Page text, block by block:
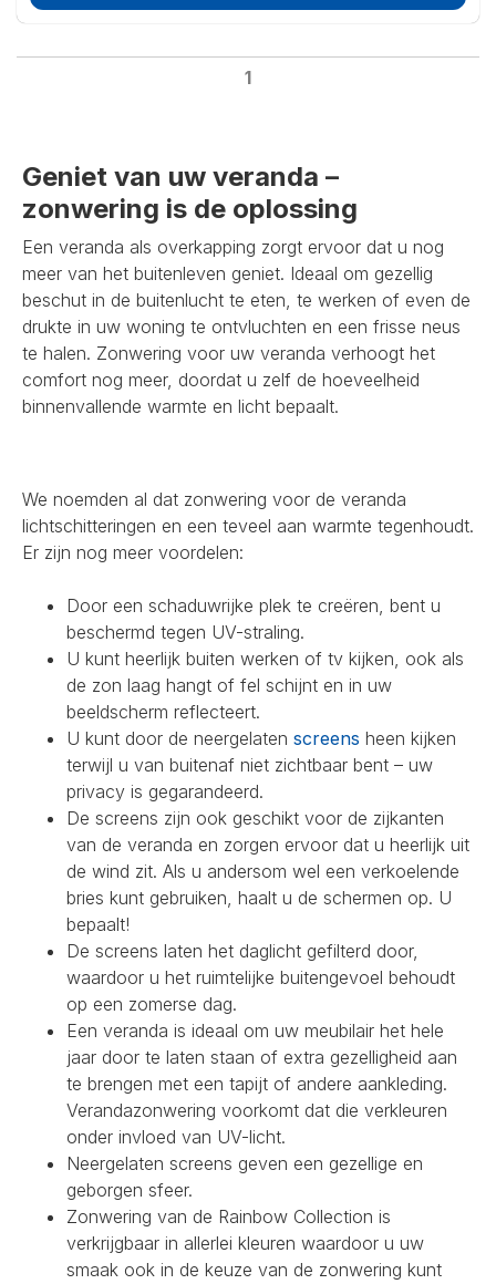
1
Geniet van uw veranda –
zonwering is de oplossing
Een veranda als overkapping zorgt ervoor dat u nog
meer van het buitenleven geniet. Ideaal om gezellig
beschut in de buitenlucht te eten, te werken of even de
drukte in uw woning te ontvluchten en een frisse neus
te halen. Zonwering voor uw veranda verhoogt het
comfort nog meer, doordat u zelf de hoeveelheid
binnenvallende warmte en licht bepaalt.
We noemden al dat zonwering voor de veranda
lichtschitteringen en een teveel aan warmte tegenhoudt.
Er zijn nog meer voordelen:
Door een schaduwrijke plek te creëren, bent u
beschermd tegen UV-straling.
U kunt heerlijk buiten werken of tv kijken, ook als
de zon laag hangt of fel schijnt en in uw
beeldscherm reflecteert.
U kunt door de neergelaten screens heen kijken
terwijl u van buitenaf niet zichtbaar bent – uw
privacy is gegarandeerd.
De screens zijn ook geschikt voor de zijkanten
van de veranda en zorgen ervoor dat u heerlijk uit
de wind zit. Als u andersom wel een verkoelende
bries kunt gebruiken, haalt u de schermen op. U
bepaalt!
De screens laten het daglicht gefilterd door,
waardoor u het ruimtelijke buitengevoel behoudt
op een zomerse dag.
Een veranda is ideaal om uw meubilair het hele
jaar door te laten staan of extra gezelligheid aan
te brengen met een tapijt of andere aankleding.
Verandazonwering voorkomt dat die verkleuren
onder invloed van UV-licht.
Neergelaten screens geven een gezellige en
geborgen sfeer.
Zonwering van de Rainbow Collection is
verkrijgbaar in allerlei kleuren waardoor u uw
smaak ook in de keuze van de zonwering kunt